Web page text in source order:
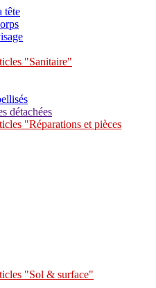
tête
"Sanitaire"
détachées
"Réparations et pièces
"Sol & surface"